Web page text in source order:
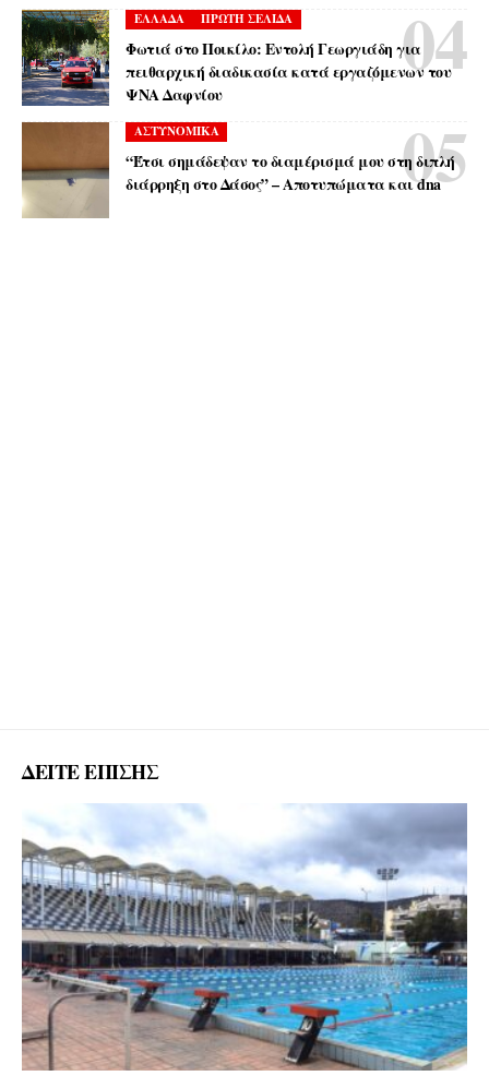
ΕΛΛΑΔΑ ΠΡΩΤΗ ΣΕΛΙΔΑ
Φωτιά στο Ποικίλο: Εντολή Γεωργιάδη για
πειθαρχική διαδικασία κατά εργαζόμενων του
ΨΝΑ Δαφνίου
ΑΣΤΥΝΟΜΙΚΑ
“Έτσι σημάδεψαν το διαμέρισμά μου στη διπλή
διάρρηξη στο Δάσος” – Αποτυπώματα και dna
ΔΕΙΤΕ ΕΠΙΣΗΣ